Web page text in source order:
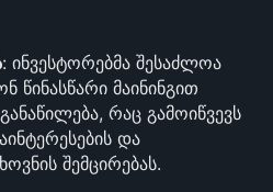
: ინვესტორებმა შესაძლოა
წინასწარი მაინინგით
რაც გამოიწვევს
და
შემცირებას.